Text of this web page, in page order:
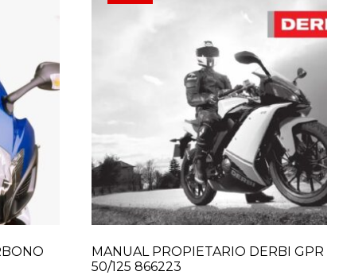
MANUAL PROPIETARIO DERBI GPR
50/125 866223